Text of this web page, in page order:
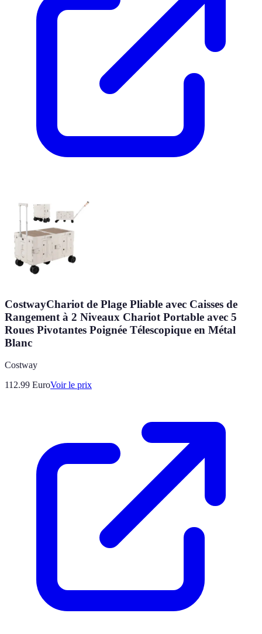
CostwayChariot de Plage Pliable avec Caisses de
Rangement à 2 Niveaux Chariot Portable avec 5
Roues Pivotantes Poignée Télescopique en Métal
Blanc
Costway
112.99 EuroVoir le prix